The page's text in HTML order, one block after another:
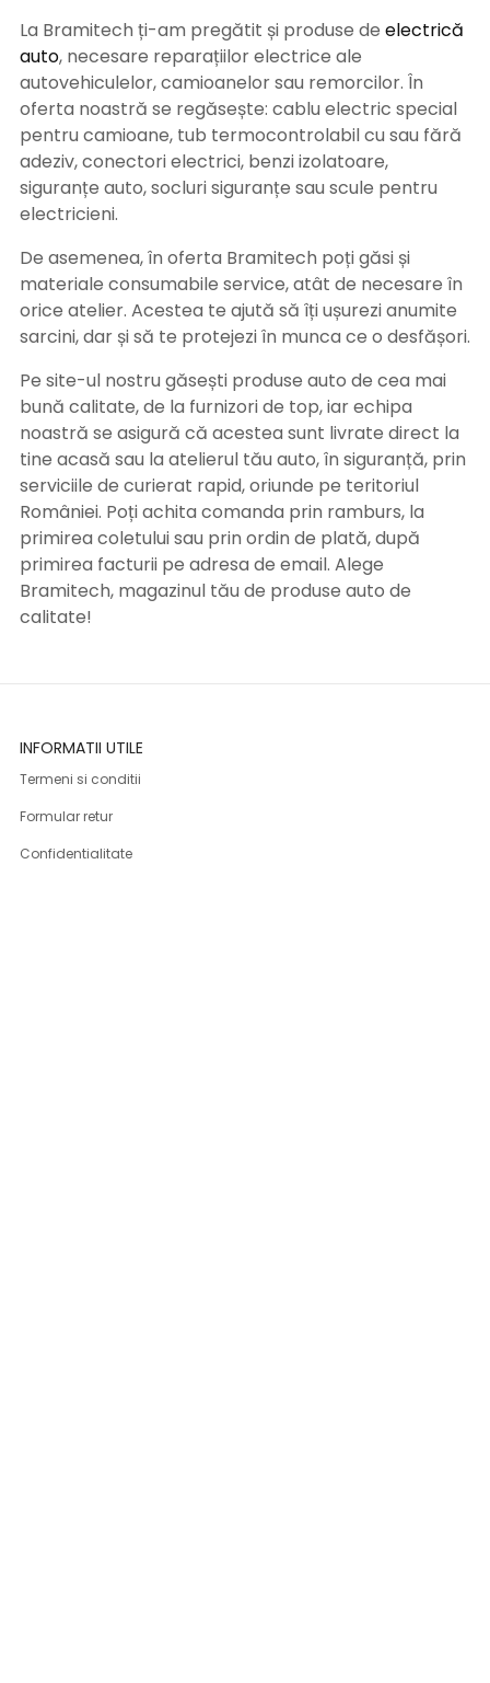
La Bramitech ți-am pregătit și produse de electrică
auto, necesare reparațiilor electrice ale
autovehiculelor, camioanelor sau remorcilor. În
oferta noastră se regăsește: cablu electric special
pentru camioane, tub termocontrolabil cu sau fără
adeziv, conectori electrici, benzi izolatoare,
siguranțe auto, socluri siguranțe sau scule pentru
electricieni.
De asemenea, în oferta Bramitech poți găsi și
materiale consumabile service, atât de necesare în
orice atelier. Acestea te ajută să îți ușurezi anumite
sarcini, dar și să te protejezi în munca ce o desfășori.
Pe site-ul nostru găsești produse auto de cea mai
bună calitate, de la furnizori de top, iar echipa
noastră se asigură că acestea sunt livrate direct la
tine acasă sau la atelierul tău auto, în siguranță, prin
serviciile de curierat rapid, oriunde pe teritoriul
României. Poți achita comanda prin ramburs, la
primirea coletului sau prin ordin de plată, după
primirea facturii pe adresa de email. Alege
Bramitech, magazinul tău de produse auto de
calitate!
INFORMATII UTILE
Termeni si conditii
Formular retur
Confidentialitate